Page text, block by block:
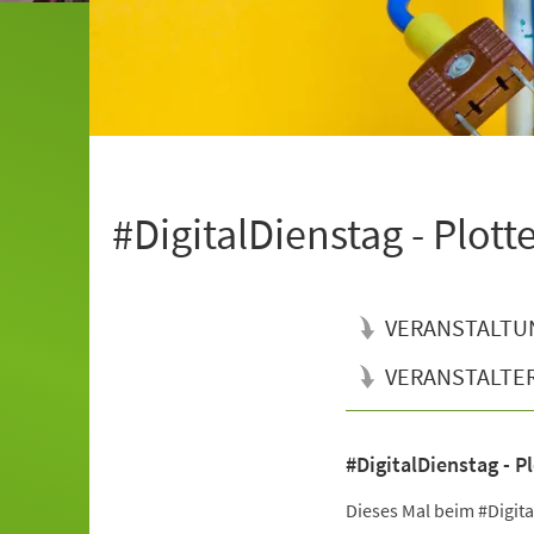
#DigitalDienstag -
#DigitalDienstag -
Dieses Mal beim